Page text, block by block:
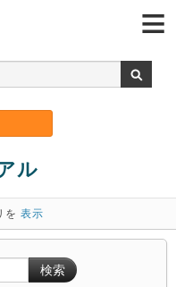
ル
を 表示
検索